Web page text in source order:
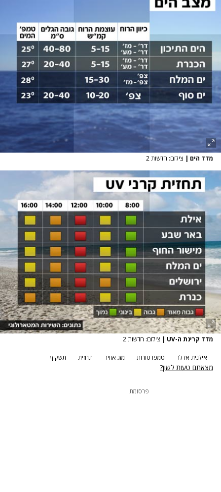
מדד הים | צילום: חדשות 2
מדד קרינת ה-UV | צילום: חדשות 2
אילנית אדלר טמפרטורות מזג אוויר תחזית תשקיף
מצאתם טעות לשון?
פרסומת